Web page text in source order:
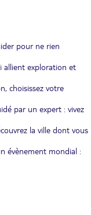
pour ne rien
allient exploration et
choisissez votre
par un expert : vivez
la ville dont vous
évènement mondial :